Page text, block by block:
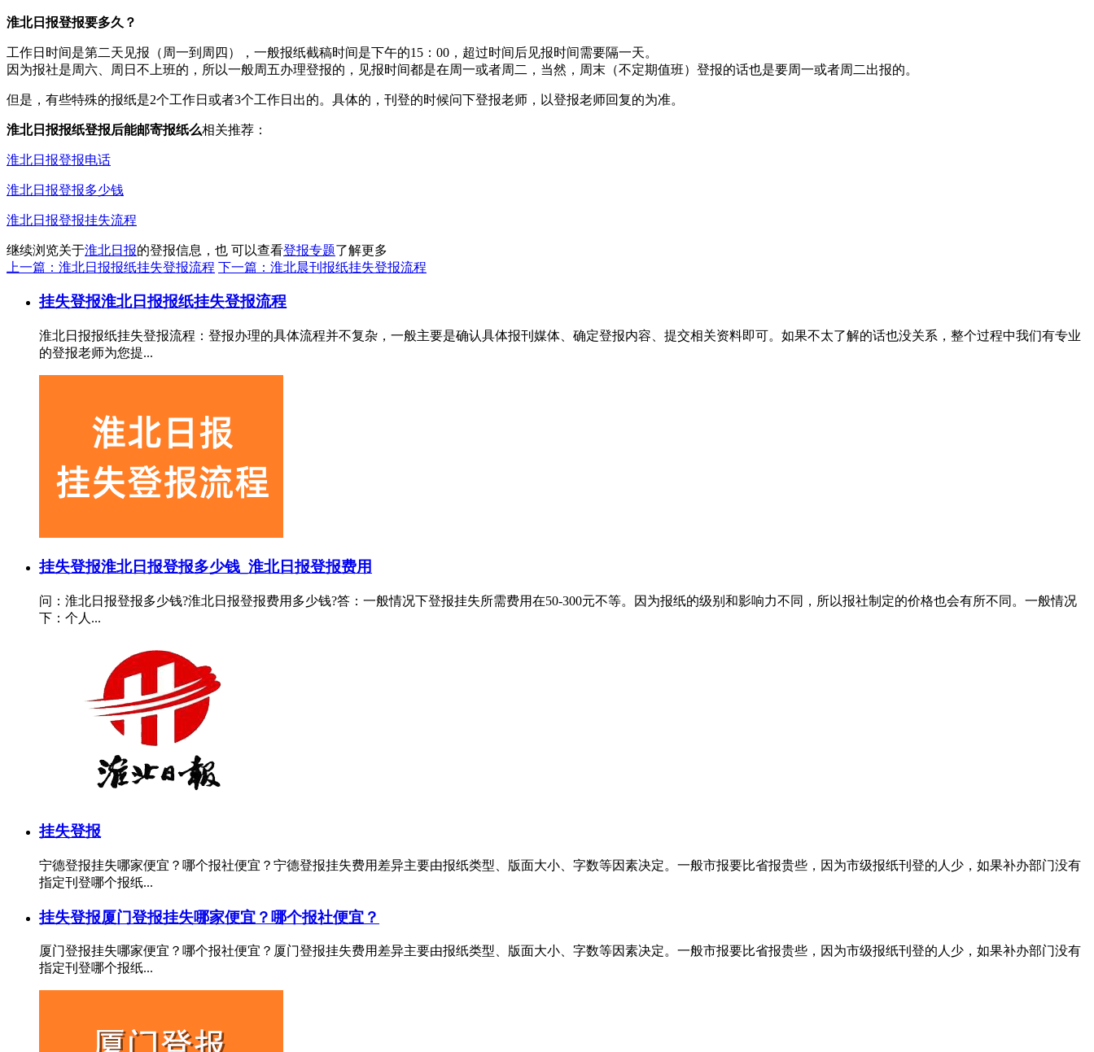
淮北日报登报要多久？
工作日时间是第二天见报（周一到周四），一般报纸截稿时间是下午的15：00，超过时间后见报时间需要隔一天。
因为报社是周六、周日不上班的，所以一般周五办理登报的，见报时间都是在周一或者周二，当然，周末（不定期值班）登报的话也是要周一或者周二出报的。
但是，有些特殊的报纸是2个工作日或者3个工作日出的。具体的，刊登的时候问下登报老师，以登报老师回复的为准。
淮北日报报纸登报后能邮寄报纸么相关推荐：
淮北日报登报电话
淮北日报登报多少钱
淮北日报登报挂失流程
继续浏览关于淮北日报的登报信息，也 可以查看登报专题了解更多
上一篇：淮北日报报纸挂失登报流程 下一篇：淮北晨刊报纸挂失登报流程
挂失登报淮北日报报纸挂失登报流程
淮北日报报纸挂失登报流程：登报办理的具体流程并不复杂，一般主要是确认具体报刊媒体、确定登报内容、提交相关资料即可。如果不太了解的话也没关系，整个过程中我们有专业
的登报老师为您提...
挂失登报淮北日报登报多少钱_淮北日报登报费用
问：淮北日报登报多少钱?淮北日报登报费用多少钱?答：一般情况下登报挂失所需费用在50-300元不等。因为报纸的级别和影响力不同，所以报社制定的价格也会有所不同。一般情况
下：个人...
挂失登报
宁德登报挂失哪家便宜？哪个报社便宜？宁德登报挂失费用差异主要由报纸类型、版面大小、字数等因素决定。一般市报要比省报贵些，因为市级报纸刊登的人少，如果补办部门没有
指定刊登哪个报纸...
挂失登报厦门登报挂失哪家便宜？哪个报社便宜？
厦门登报挂失哪家便宜？哪个报社便宜？厦门登报挂失费用差异主要由报纸类型、版面大小、字数等因素决定。一般市报要比省报贵些，因为市级报纸刊登的人少，如果补办部门没有
指定刊登哪个报纸...